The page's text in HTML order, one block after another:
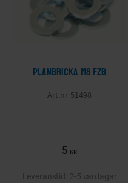
Planbricka M8 FZB
51498
5 KR
2-5 vardagar